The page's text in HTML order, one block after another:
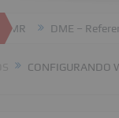
DME – Referencias
CONFIGURANDO